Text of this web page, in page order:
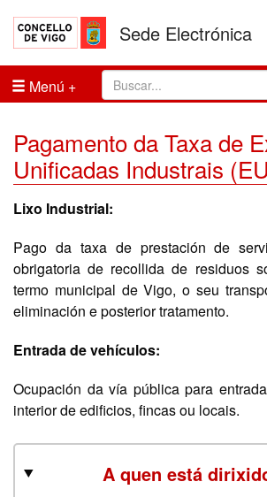
Sede Electrónica
Menú
Pagamento da Taxa de
Unificadas Industrais
Lixo Industrial:
Pago da taxa de prestación de
obrigatoria de recollida de residuos
termo municipal de Vigo, o seu
eliminación e posterior tratamento.
Entrada de vehículos:
Ocupación da vía pública para
interior de edificios, fincas ou locais.
A quen está